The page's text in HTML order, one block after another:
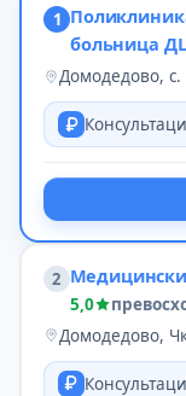
1
больница
Домодедово,
2
5,0
Домодедово,